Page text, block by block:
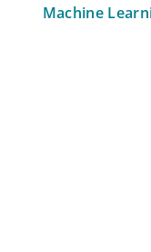
Machine